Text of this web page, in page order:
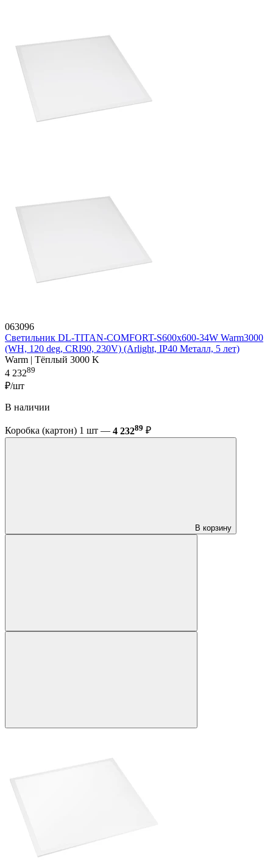
063096
Светильник DL-TITAN-COMFORT-S600x600-34W Warm3000
(WH, 120 deg, CRI90, 230V) (Arlight, IP40 Металл, 5 лет)
Warm | Тёплый 3000 K
4 23289
₽/шт
В наличии
Коробка (картон) 1 шт — 4 23289 ₽
В корзину